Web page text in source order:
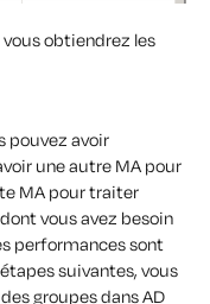
obtiendrez les
pouvez avoir
une autre MA pour
MA pour traiter
vous avez besoin
performances sont
suivantes, vous
groupes dans AD